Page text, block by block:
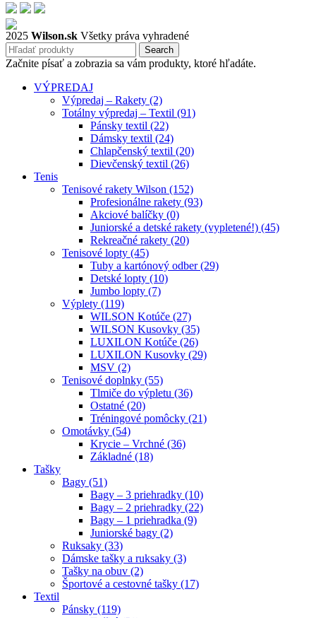
2025 Wilson.sk Všetky práva vyhradené
Search
Začnite písať a zobrazia sa vám produkty, ktoré hľadáte.
VÝPREDAJ
Výpredaj – Rakety (2)
Totálny výpredaj – Textil (91)
Pánsky textil (22)
Dámsky textil (24)
Chlapčenský textil (20)
Dievčenský textil (26)
Tenis
Tenisové rakety Wilson (152)
Profesionálne rakety (93)
Akciové balíčky (0)
Juniorské a detské rakety (vypletené!) (45)
Rekreačné rakety (20)
Tenisové lopty (45)
Tuby a kartónový odber (29)
Detské lopty (10)
Jumbo lopty (7)
Výplety (119)
WILSON Kotúče (27)
WILSON Kusovky (35)
LUXILON Kotúče (26)
LUXILON Kusovky (29)
MSV (2)
Tenisové doplnky (55)
Tlmiče do výpletu (36)
Ostatné (20)
Tréningové pomôcky (21)
Omotávky (54)
Krycie – Vrchné (36)
Základné (18)
Tašky
Bagy (51)
Bagy – 3 priehradky (10)
Bagy – 2 priehradky (22)
Bagy – 1 priehradka (9)
Juniorské bagy (2)
Ruksaky (33)
Dámske tašky a ruksaky (3)
Tašky na obuv (2)
Športové a cestovné tašky (17)
Textil
Pánsky (119)